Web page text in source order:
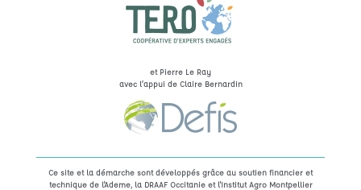
et Pierre Le Ray
avec l’appui de Claire Bernardin
Ce site et la démarche sont développés grâce au soutien financier et
technique de l'Ademe, la DRAAF Occitanie et l'Institut Agro Montpellier